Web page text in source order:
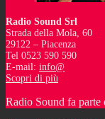
Radio Sound Srl
Strada della Mola, 60
29122 – Piacenza
Tel 0523 590 590
E-mail: info@
Scopri di più
Radio Sound fa parte